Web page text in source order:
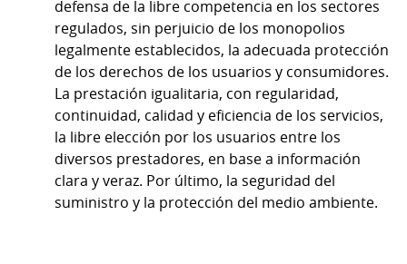
defensa de la libre competencia en los sectores
regulados, sin perjuicio de los monopolios
legalmente establecidos, la adecuada protección
de los derechos de los usuarios y consumidores.
La prestación igualitaria, con regularidad,
continuidad, calidad y eficiencia de los servicios,
la libre elección por los usuarios entre los
diversos prestadores, en base a información
clara y veraz. Por último, la seguridad del
suministro y la protección del medio ambiente.